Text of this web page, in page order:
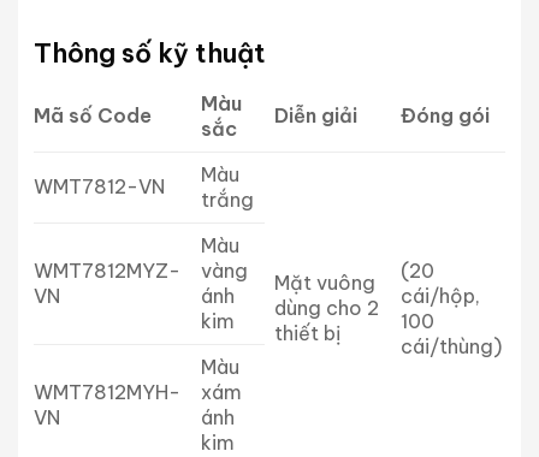
Thông số kỹ thuật
Mã số Code
Màu
sắc
Diễn giải Đóng gói
WMT7812-VN
Màu
trắng
Mặt vuông
dùng cho 2
thiết bị
(20
cái/hộp,
100
cái/thùng)
WMT7812MYZ-
VN
Màu
vàng
ánh
kim
WMT7812MYH-
VN
Màu
xám
ánh
kim